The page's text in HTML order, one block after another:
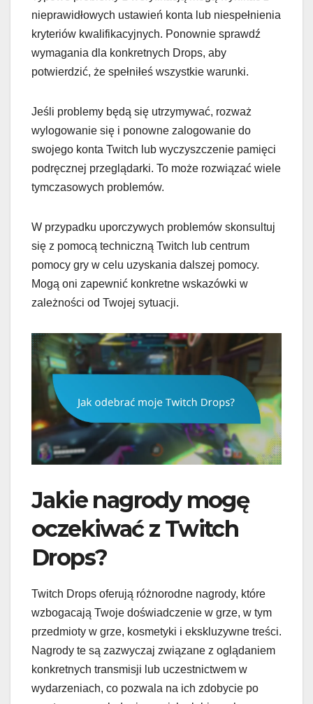
nieprawidłowych ustawień konta lub niespełnienia
kryteriów kwalifikacyjnych. Ponownie sprawdź
wymagania dla konkretnych Drops, aby
potwierdzić, że spełniłeś wszystkie warunki.
Jeśli problemy będą się utrzymywać, rozważ
wylogowanie się i ponowne zalogowanie do
swojego konta Twitch lub wyczyszczenie pamięci
podręcznej przeglądarki. To może rozwiązać wiele
tymczasowych problemów.
W przypadku uporczywych problemów skonsultuj
się z pomocą techniczną Twitch lub centrum
pomocy gry w celu uzyskania dalszej pomocy.
Mogą oni zapewnić konkretne wskazówki w
zależności od Twojej sytuacji.
Jakie nagrody mogę
oczekiwać z Twitch
Drops?
Twitch Drops oferują różnorodne nagrody, które
wzbogacają Twoje doświadczenie w grze, w tym
przedmioty w grze, kosmetyki i ekskluzywne treści.
Nagrody te są zazwyczaj związane z oglądaniem
konkretnych transmisji lub uczestnictwem w
wydarzeniach, co pozwala na ich zdobycie po